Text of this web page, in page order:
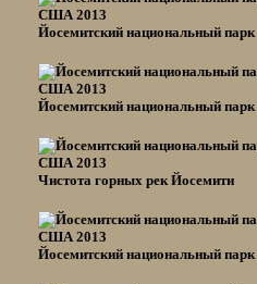
Йосемитский национальный парк
Йосемитский национальный парк
Чистота горных рек Йосемити
Йосемитский национальный парк